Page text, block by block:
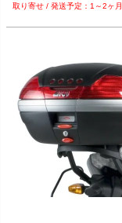
1～2ヶ月